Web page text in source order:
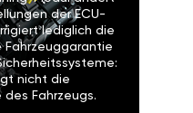
der ECU-
lediglich die
Fahrzeuggarantie
nicht die
Fahrzeugs.